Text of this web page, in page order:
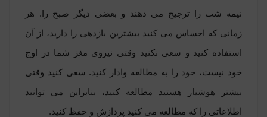
نیمه شب را ترجیح می دهند و بعضی دیگر صبح را. هر
زمانی که احساس می کنید بیشترین بازدهی را دارید، از آن
استفاده کنید و سعی نکنید وقتی نیروی مغز شما در اوج
خود نیست، خود را به مطالعه وادار کنید. سعی کنید وقتی
بیشتر هوشیار هستید مطالعه کنید، بنابراین می توانید
اطلاعاتی را که مطالعه می کنید پردازش و حفظ کنید.